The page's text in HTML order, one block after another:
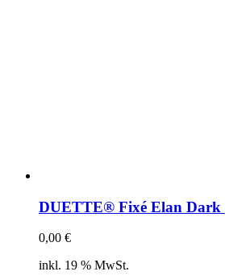
DUETTE® Fixé Elan Dark
0,00 €
inkl. 19 % MwSt.